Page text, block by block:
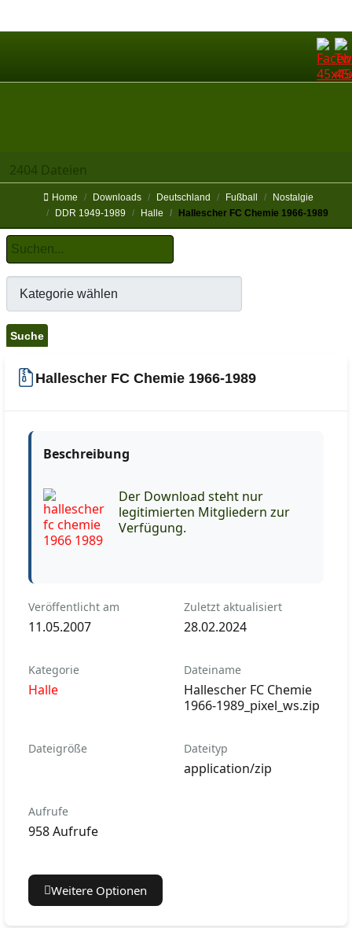
2404 Dateien
Home Downloads Deutschland Fußball
Nostalgie
DDR 1949-1989
Halle Hallescher FC Chemie 1966-1989
Hallescher FC Chemie 1966-1989
Beschreibung
Der Download steht nur
legitimierten Mitgliedern zur
Verfügung.
Veröffentlicht am
11.05.2007
Zuletzt aktualisiert
28.02.2024
Kategorie
Halle
Dateiname
Hallescher FC Chemie
1966-1989_pixel_ws.zip
Dateigröße Dateityp
application/zip
Aufrufe
958 Aufrufe
Weitere Optionen